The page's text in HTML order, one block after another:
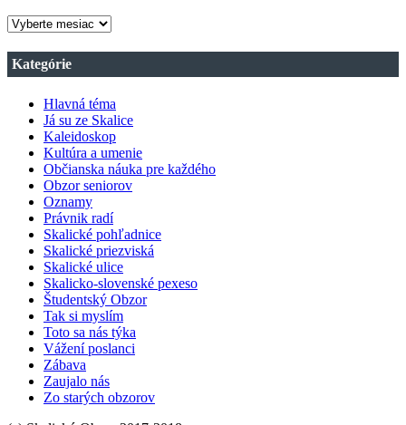
ARCHÍV
ČÍSIEL
OBZORU
Kategórie
Hlavná téma
Já su ze Skalice
Kaleidoskop
Kultúra a umenie
Občianska náuka pre každého
Obzor seniorov
Oznamy
Právnik radí
Skalické pohľadnice
Skalické priezviská
Skalické ulice
Skalicko-slovenské pexeso
Študentský Obzor
Tak si myslím
Toto sa nás týka
Vážení poslanci
Zábava
Zaujalo nás
Zo starých obzorov